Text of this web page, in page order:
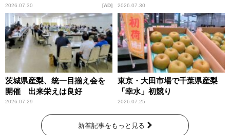
2026.07.30 AD
庁が語るトクリュウの実態
～」放送
2026.07.30
茨城県産梨、統一目揃え会を
開催 出来栄えは良好
2026.07.29
東京・大田市場で千葉県産梨
「幸水」初競り
2026.07.25
新着記事をもっと見る